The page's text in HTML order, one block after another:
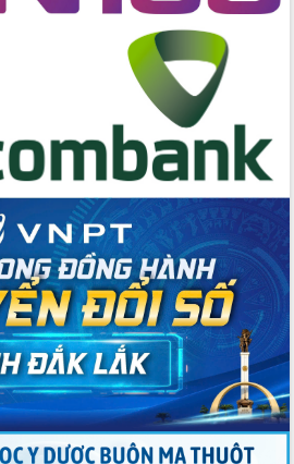
đổi
tổ
Đắk
lá
kỳ